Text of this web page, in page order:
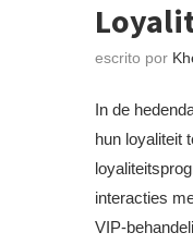
escrito por
In de
hun loyaliteit
interacties
VIP-